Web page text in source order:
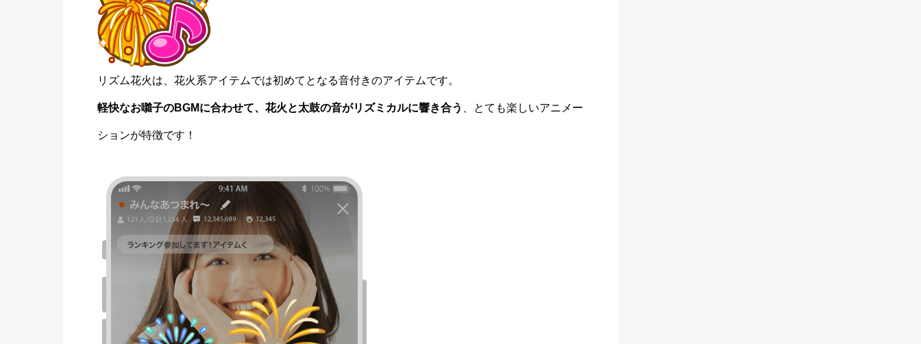
リズム花火は、花火系アイテムでは初めてとなる音付きのアイテムです。
軽快なお囃子のBGMに合わせて、花火と太鼓の音がリズミカルに響き合う 、とても楽しいアニメー
ションが特徴です！